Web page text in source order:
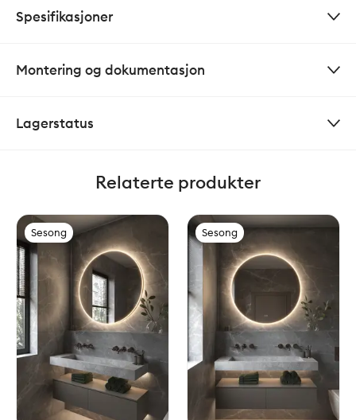
Spesifikasjoner
Montering og dokumentasjon
Lagerstatus
Relaterte produkter
Sesong Sesong